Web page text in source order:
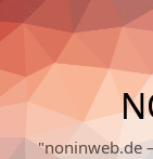
Skip
to
content
"noninweb.de